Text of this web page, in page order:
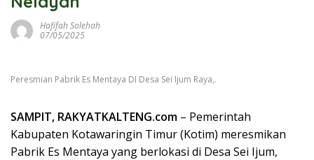
Hafifah Solehah
07/05/2025
Peresmian Pabrik Es Mentaya DI Desa Sei Ijum Raya,.
SAMPIT, RAKYATKALTENG.com – Pemerintah
Kabupaten Kotawaringin Timur (Kotim) meresmikan
Pabrik Es Mentaya yang berlokasi di Desa Sei Ijum,